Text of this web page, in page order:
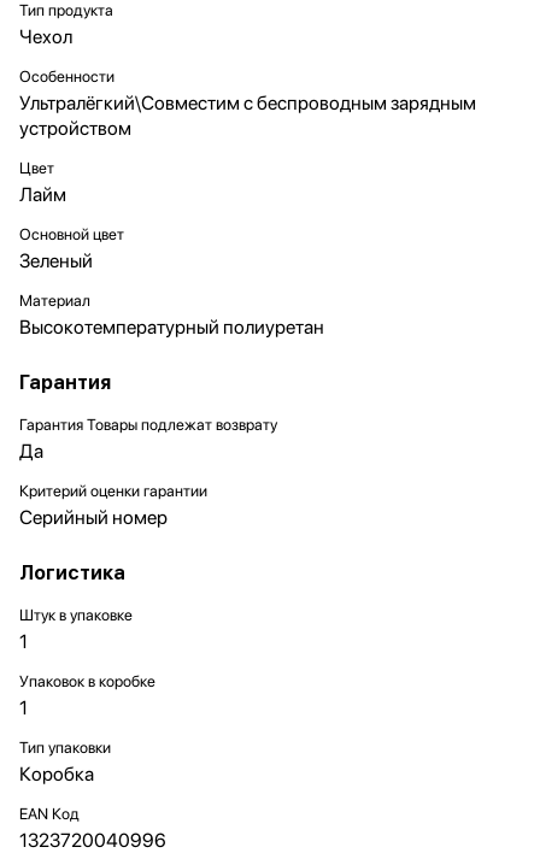
Тип продукта
Чехол
Особенности
Ультралёгкий\Совместим с беспроводным зарядным
устройством
Цвет
Лайм
Основной цвет
Зеленый
Материал
Высокотемпературный полиуретан
Гарантия
Гарантия Товары подлежат возврату
Да
Критерий оценки гарантии
Серийный номер
Логистика
Штук в упаковке
1
Упаковок в коробке
1
Тип упаковки
Коробка
EAN Код
1323720040996